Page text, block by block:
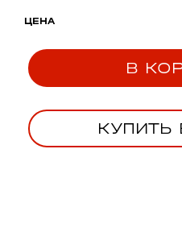
ЦЕНА
В
КУПИТЬ